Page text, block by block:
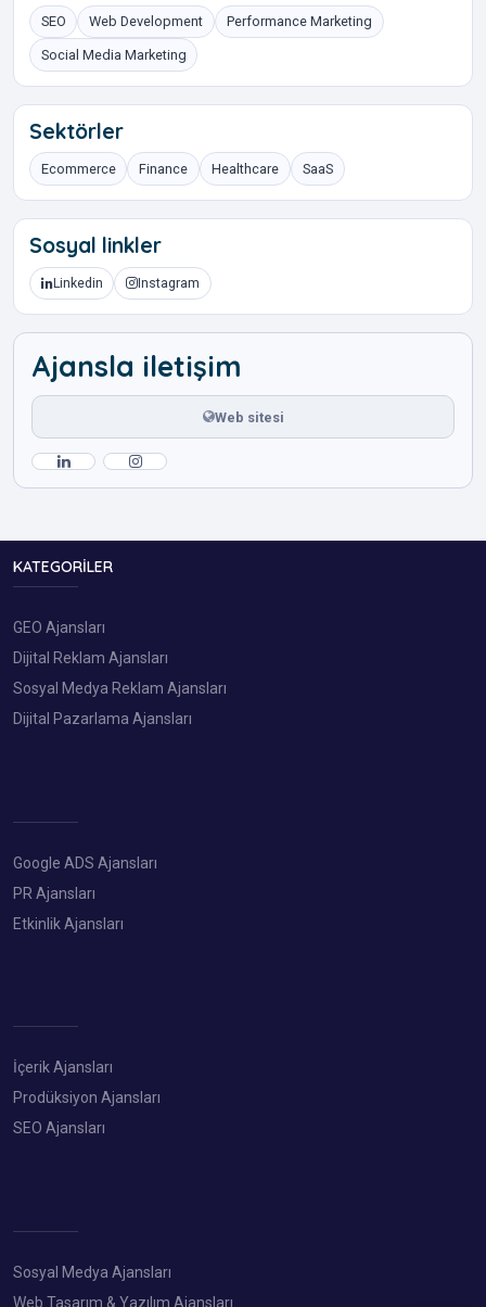
SEO Web Development Performance Marketing
Social Media Marketing
Sektörler
Ecommerce Finance Healthcare SaaS
Sosyal linkler
Linkedin Instagram
Ajansla iletişim
Web sitesi
KATEGORILER
GEO Ajansları
Dijital Reklam Ajansları
Sosyal Medya Reklam Ajansları
Dijital Pazarlama Ajansları
Google ADS Ajansları
PR Ajansları
Etkinlik Ajansları
İçerik Ajansları
Prodüksiyon Ajansları
SEO Ajansları
Sosyal Medya Ajansları
Web Tasarım & Yazılım Ajansları